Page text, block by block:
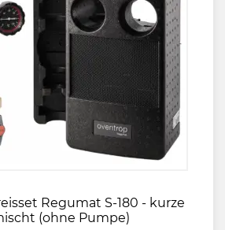
Regumat S-180 - kurze
(ohne Pumpe)